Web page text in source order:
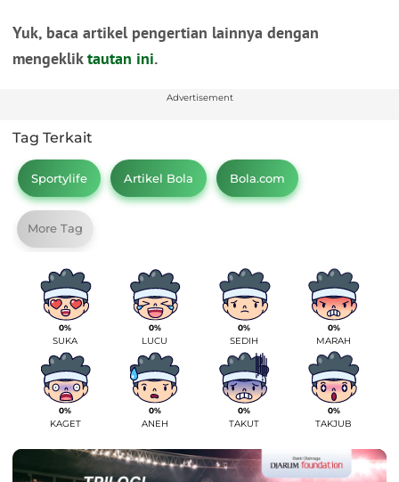
Yuk, baca artikel pengertian lainnya dengan
mengekliktautan ini.
Advertisement
Tag Terkait
Sportylife Artikel Bola Bola.com
More Tag
0%
SUKA
0%
LUCU
0%
SEDIH
0%
MARAH
0%
KAGET
0%
ANEH
0%
TAKUT
0%
TAKJUB